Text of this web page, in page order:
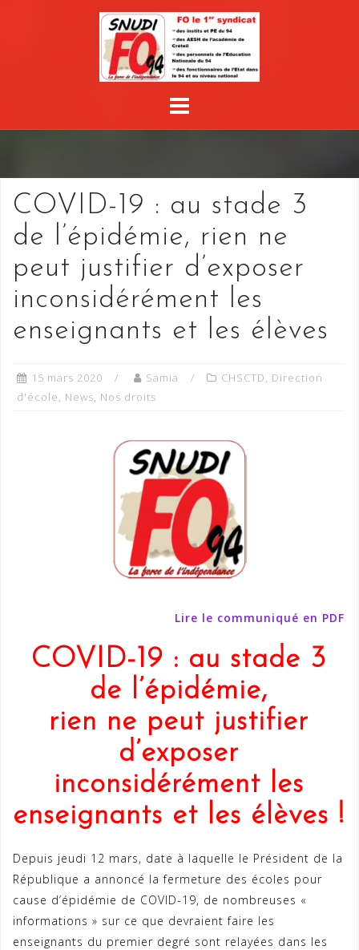
COVID-19 : au stade 3
de l’épidémie, rien ne
peut justifier d’exposer
inconsidérément les
enseignants et les élèves
15 mars 2020 Samia CHSCTD, Direction
d'école, News, Nos droits
Lire le communiqué en PDF
COVID-19 : au stade 3
de l’épidémie,
rien ne peut justifier
d’exposer
inconsidérément les
enseignants et les élèves !
Depuis jeudi 12 mars, date à laquelle le Président de la
République a annoncé la fermeture des écoles pour
cause d’épidémie de COVID-19, de nombreuses «
informations » sur ce que devraient faire les
enseignants du premier degré sont relayées dans les